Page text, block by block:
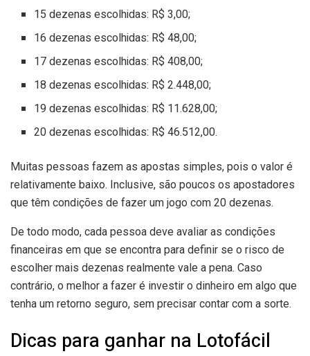
15 dezenas escolhidas: R$ 3,00;
16 dezenas escolhidas: R$ 48,00;
17 dezenas escolhidas: R$ 408,00;
18 dezenas escolhidas: R$ 2.448,00;
19 dezenas escolhidas: R$ 11.628,00;
20 dezenas escolhidas: R$ 46.512,00.
Muitas pessoas fazem as apostas simples, pois o valor é
relativamente baixo. Inclusive, são poucos os apostadores
que têm condições de fazer um jogo com 20 dezenas.
De todo modo, cada pessoa deve avaliar as condições
financeiras em que se encontra para definir se o risco de
escolher mais dezenas realmente vale a pena. Caso
contrário, o melhor a fazer é investir o dinheiro em algo que
tenha um retorno seguro, sem precisar contar com a sorte.
Dicas para ganhar na Lotofácil